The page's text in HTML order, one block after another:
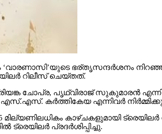
ഭര്തൃസന്ദര്‍ശനം
റിലീസ് ചെയ്തത്.
ചോപ്ര, പൃഥ്വിരാജ് സുകുമാരന്‍
കര്‍ത്തികേയ എന്നിവര്‍
കാഴ്ചകളുമായി
പ്രദര്‍ശിപ്പിച്ചു.